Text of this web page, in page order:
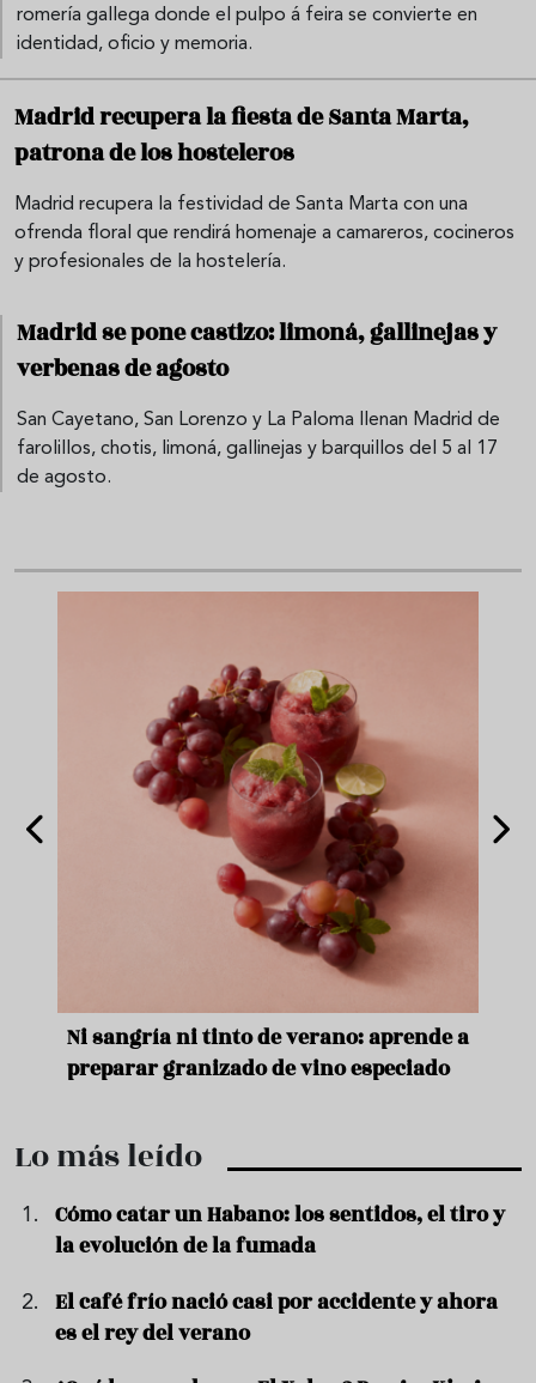
romería gallega donde el pulpo á feira se convierte en
identidad, oficio y memoria.
Madrid recupera la fiesta de Santa Marta,
patrona de los hosteleros
Madrid recupera la festividad de Santa Marta con una
ofrenda floral que rendirá homenaje a camareros, cocineros
y profesionales de la hostelería.
Madrid se pone castizo: limoná, gallinejas y
verbenas de agosto
San Cayetano, San Lorenzo y La Paloma llenan Madrid de
farolillos, chotis, limoná, gallinejas y barquillos del 5 al 17
de agosto.
Ni sangría ni tinto de verano: aprende a
preparar granizado de vino especiado
Lo más leído
Cómo catar un Habano: los sentidos, el tiro y
la evolución de la fumada
El café frío nació casi por accidente y ahora
es el rey del verano